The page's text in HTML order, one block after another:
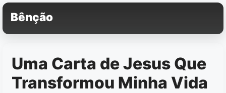
Pular
para
o
Bênção
Uma Carta de Jesus Que
Transformou Minha Vida